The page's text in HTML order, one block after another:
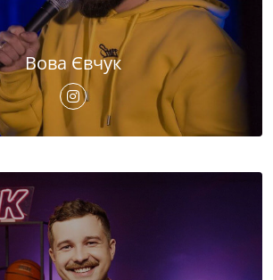
Вова Євчук